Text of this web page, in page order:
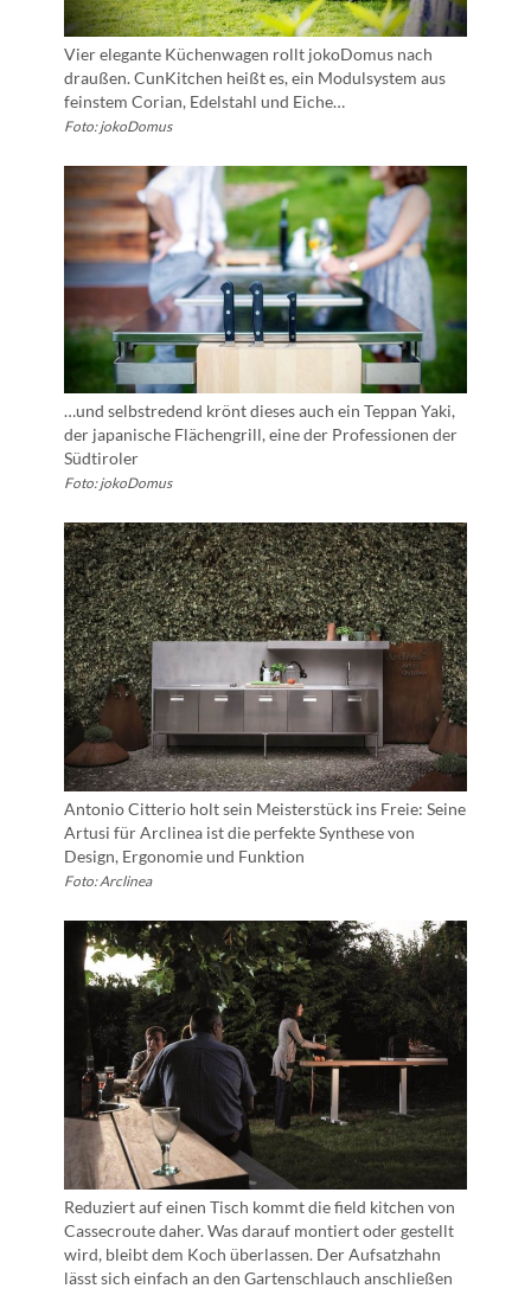
Vier elegante Küchenwagen rollt jokoDomus nach
draußen. CunKitchen heißt es, ein Modulsystem aus
feinstem Corian, Edelstahl und Eiche…
Foto: jokoDomus
…und selbstredend krönt dieses auch ein Teppan Yaki,
der japanische Flächengrill, eine der Professionen der
Südtiroler
Foto: jokoDomus
Antonio Citterio holt sein Meisterstück ins Freie: Seine
Artusi für Arclinea ist die perfekte Synthese von
Design, Ergonomie und Funktion
Foto: Arclinea
Reduziert auf einen Tisch kommt die field kitchen von
Cassecroute daher. Was darauf montiert oder gestellt
wird, bleibt dem Koch überlassen. Der Aufsatzhahn
lässt sich einfach an den Gartenschlauch anschließen